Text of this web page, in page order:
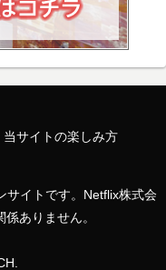
当サイトの楽しみ方
サイトです。Netflix株式会
ありません。